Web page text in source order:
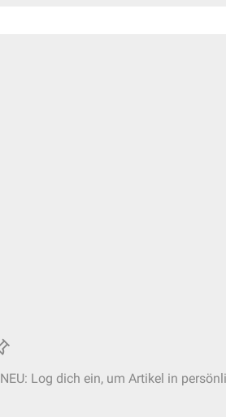
NEU: Log dich ein, um Artikel in